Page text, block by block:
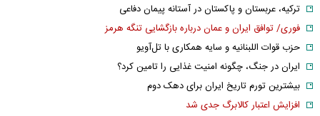
ترکیه، عربستان و پاکستان در آستانه پیمان دفاعی
فوری/ توافق ایران و عمان درباره بازگشایی تنگه هرمز
حزب قوات اللبنانیه و سایه همکاری با تل‌آویو
ایران در جنگ، چگونه امنیت غذایی را تامین کرد؟
بیشترین تورم تاریخ ایران برای دهک دوم
افزایش اعتبار کالابرگ جدی شد